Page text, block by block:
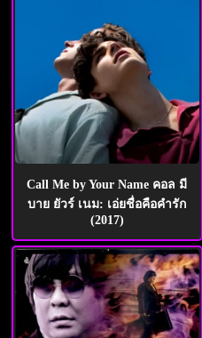
Call Me by Your Name คอล มี
บาย ยัวร์ เนม: เอ่ยชื่อคือคำรัก
(2017)